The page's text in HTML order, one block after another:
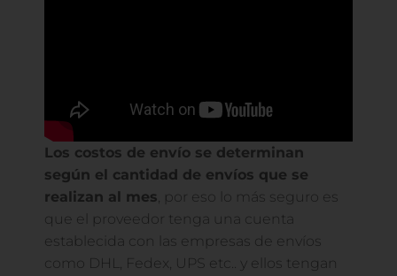
Los costos de envío se determinan
según el cantidad de envíos que se
realizan al mes, por eso lo más seguro es
que el proveedor tenga una cuenta
establecida con las empresas de envíos
como DHL, Fedex, UPS etc.. y ellos tengan